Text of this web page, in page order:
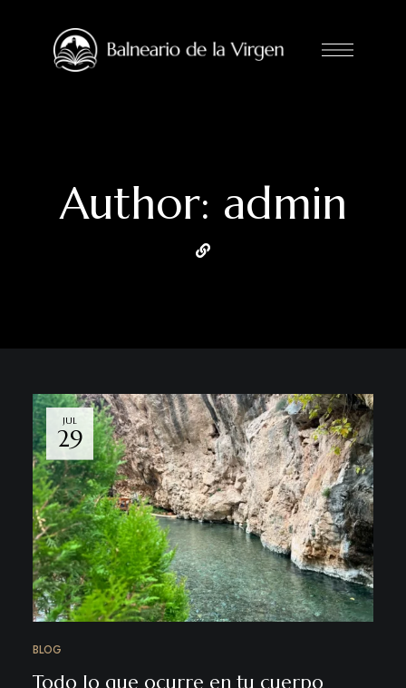
Author: admin
JUL
29
BLOG
Todo lo que ocurre en tu cuerpo